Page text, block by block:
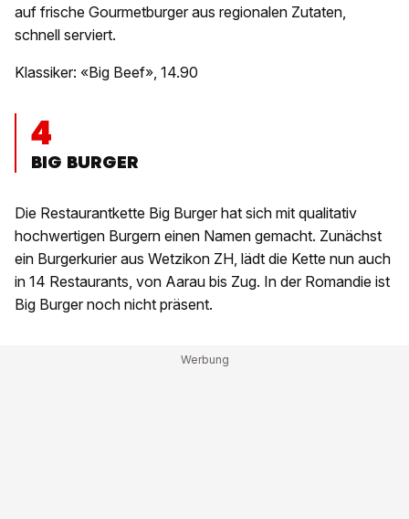
auf frische Gourmetburger aus regionalen Zutaten,
schnell serviert.
Klassiker: «Big Beef», 14.90
4
BIG BURGER
Die Restaurantkette Big Burger hat sich mit qualitativ
hochwertigen Burgern einen Namen gemacht. Zunächst
ein Burgerkurier aus Wetzikon ZH, lädt die Kette nun auch
in 14 Restaurants, von Aarau bis Zug. In der Romandie ist
Big Burger noch nicht präsent.